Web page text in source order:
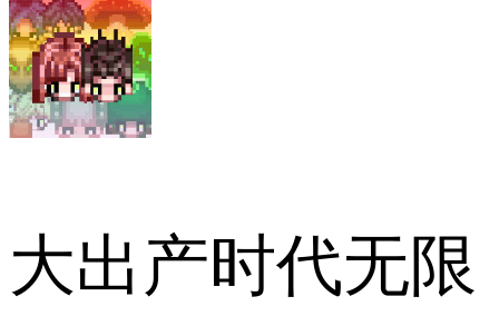
大出产时代无限